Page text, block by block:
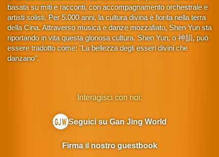
basata su miti e racconti, con accompagnamento orchestrale e
artisti solisti. Per 5.000 anni, la cultura divina è fiorita nella terra
della Cina. Attraverso musica e danze mozzafiato, Shen Yun sta
riportando in vita questa gloriosa cultura. Shen Yun, o 神韻, può
essere tradotto come: "La bellezza degli esseri divini che
danzano".
Interagisci con noi:
Seguici su Gan Jing World
Firma il nostro guestbook